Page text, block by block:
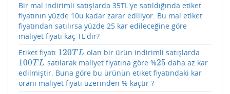
Bir mal indirimli satışlarda 35TL'ye satıldığında etiket
fiyatının yüzde 10u kadar zarar ediliyor. Bu mal etiket
fiyatından satılırsa yüzde 25 kar edileceğine göre
maliyet fiyatı kaç TL'dir?
Etiket fiyatı 120T L
120TL olan bir ürün indirimli satışlarda
100T L
100TL satılarak maliyet fiyatına göre %25
25 daha az kar
edilmiştir. Buna göre bu ürünün etiket fiyatındaki kar
oranı maliyet fiyatı üzerinden % kaçtır ?